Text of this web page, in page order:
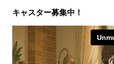
キャスター募集中！